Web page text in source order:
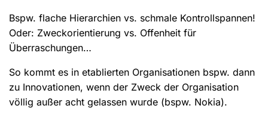
Bspw. flache Hierarchien vs. schmale Kontrollspannen!
Oder: Zweckorientierung vs. Offenheit für
Überraschungen…
So kommt es in etablierten Organisationen bspw. dann
zu Innovationen, wenn der Zweck der Organisation
völlig außer acht gelassen wurde (bspw. Nokia).